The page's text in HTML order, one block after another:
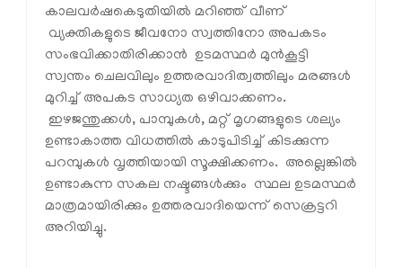
കാലവര്‍ഷകെടുതിയില്‍ മറിഞ്ഞ് വീണ്
വ്യക്തികളുടെ ജീവനോ സ്വത്തിനോ അപകടം
സംഭവിക്കാതിരിക്കാന്‍ ഉടമസ്ഥര്‍ മുന്‍കൂട്ടി
സ്വന്തം ചെലവിലും ഉത്തരവാദിത്വത്തിലും മരങ്ങള്‍
മുറിച്ച് അപകട സാധ്യത ഒഴിവാക്കണം.
ഇഴജന്തുക്കള്‍, പാമ്പുകള്‍, മറ്റ് മൃഗങ്ങളുടെ ശല്യം
ഉണ്ടാകാത്ത വിധത്തില്‍ കാടുപിടിച്ച് കിടക്കുന്ന
പറമ്പുകള്‍ വൃത്തിയായി സൂക്ഷിക്കണം. അല്ലെങ്കില്‍
ഉണ്ടാകുന്ന സകല നഷ്ടങ്ങള്‍ക്കും സ്ഥല ഉടമസ്ഥര്‍
മാത്രമായിരിക്കും ഉത്തരവാദിയെന്ന് സെക്രട്ടറി
അറിയിച്ചു.